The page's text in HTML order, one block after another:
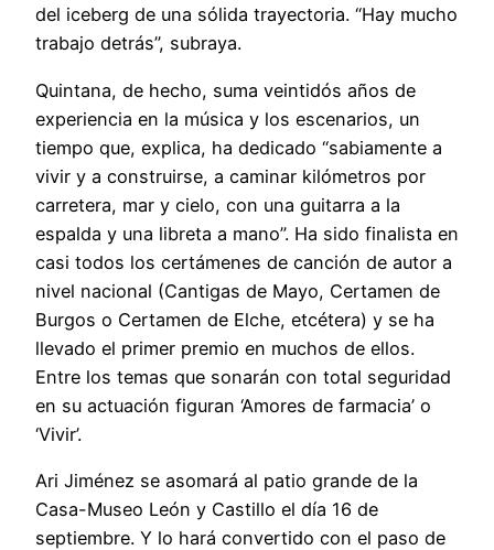
del iceberg de una sólida trayectoria. “Hay mucho
trabajo detrás”, subraya.
Quintana, de hecho, suma veintidós años de
experiencia en la música y los escenarios, un
tiempo que, explica, ha dedicado “sabiamente a
vivir y a construirse, a caminar kilómetros por
carretera, mar y cielo, con una guitarra a la
espalda y una libreta a mano”. Ha sido finalista en
casi todos los certámenes de canción de autor a
nivel nacional (Cantigas de Mayo, Certamen de
Burgos o Certamen de Elche, etcétera) y se ha
llevado el primer premio en muchos de ellos.
Entre los temas que sonarán con total seguridad
en su actuación figuran ‘Amores de farmacia’ o
‘Vivir’.
Ari Jiménez se asomará al patio grande de la
Casa-Museo León y Castillo el día 16 de
septiembre. Y lo hará convertido con el paso de